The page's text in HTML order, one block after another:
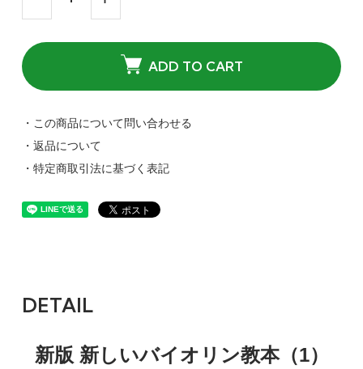
ADD TO CART
・この商品について問い合わせる
・返品について
・特定商取引法に基づく表記
DETAIL
新版 新しいバイオリン教本（1）